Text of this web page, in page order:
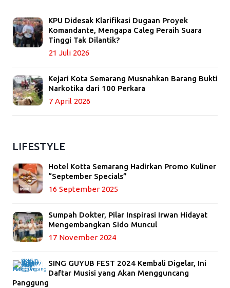
KPU Didesak Klarifikasi Dugaan Proyek
Komandante, Mengapa Caleg Peraih Suara
Tinggi Tak Dilantik?
21 Juli 2026
Kejari Kota Semarang Musnahkan Barang Bukti
Narkotika dari 100 Perkara
7 April 2026
LIFESTYLE
Hotel Kotta Semarang Hadirkan Promo Kuliner
“September Specials”
16 September 2025
Sumpah Dokter, Pilar Inspirasi Irwan Hidayat
Mengembangkan Sido Muncul
17 November 2024
SING GUYUB FEST 2024 Kembali Digelar, Ini
Daftar Musisi yang Akan Mengguncang
Panggung